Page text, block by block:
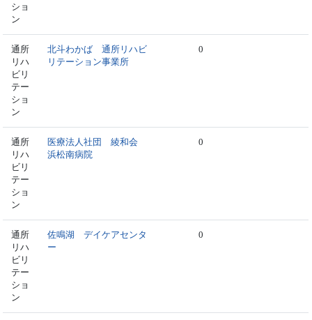
ショ
ン
通所
リハ
ビリ
テー
ショ
ン
北斗わかば 通所リハビ
リテーション事業所
0
通所
リハ
ビリ
テー
ショ
ン
医療法人社団 綾和会
浜松南病院
0
通所
リハ
ビリ
テー
ショ
ン
佐鳴湖 デイケアセンタ
ー
0